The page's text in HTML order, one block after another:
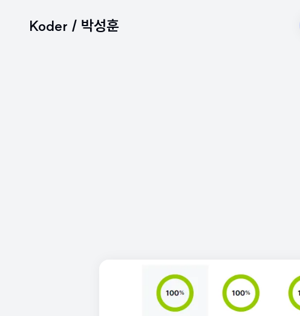
Koder / 박성훈